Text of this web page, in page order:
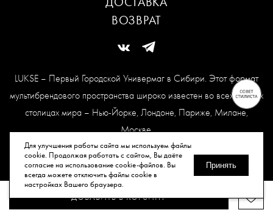
Для улучшения работы сайта мы используем файлы
cookie. Продолжая работать с сайтом, Вы даёте
согласие на использование cookie-файлов. Вы
всегда можете отключить файлы cookie в
настройках Вашего браузера.
Принять
ДОБАВИТЬ В КОРЗИНУ
LUKSE – Первый Городской Универмаг в Сибири. Этот формат
мультибрендового пространства широко известен во всех модных
столицах мира – Нью-Йорке, Лондоне, Париже, Милане,
Москве.
Карта сайта
© Все права защищены, 2026.
ВОЗВРАТ